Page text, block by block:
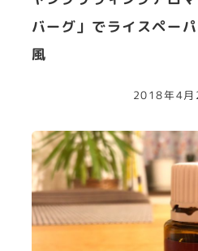
バーグ」でライスペー
風
2018年4月